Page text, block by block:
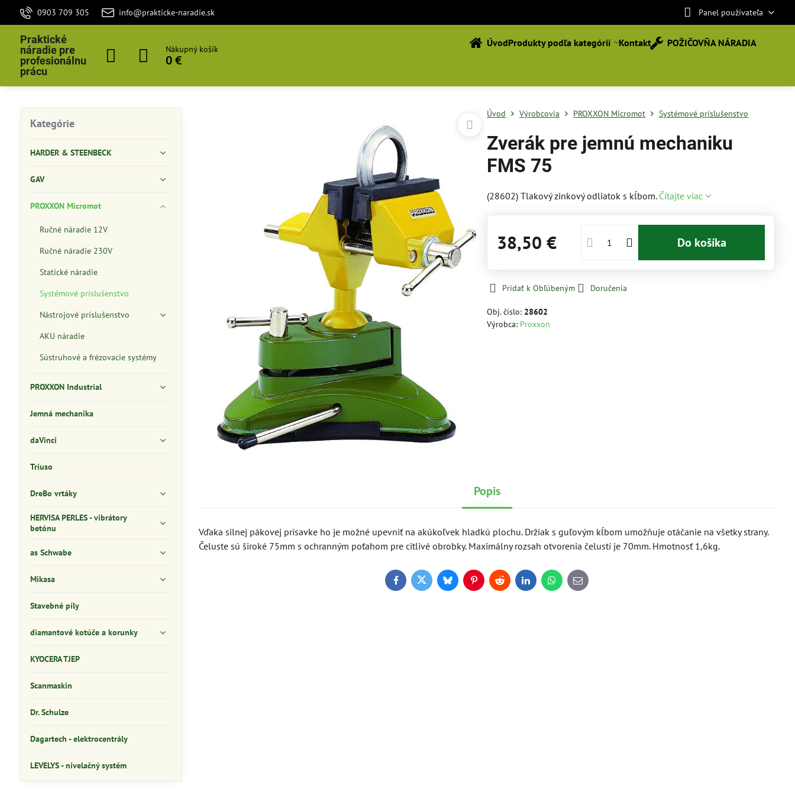
0903 709 305 info@prakticke-naradie.sk Panel používateľa
Praktické
náradie pre
profesionálnu
prácu
Nákupný košík
0 €
ÚvodProdukty podľa kategórií Kontakt POŽIČOVŇA NÁRADIA
Úvod Výrobcovia PROXXON Micromot Systémové príslušenstvo
Zverák pre jemnú mechaniku
FMS 75
(28602) Tlakový zinkový odliatok s kĺbom. Čítajte viac
38,50 € Do košíka
Pridať k Obľúbeným Doručenia
Obj. číslo: 28602
Výrobca: Proxxon
Popis
Vďaka silnej pákovej prísavke ho je možné upevniť na akúkoľvek hladkú plochu. Držiak s guľovým kĺbom umožňuje otáčanie na všetky strany.
Čeluste sú široké 75mm s ochranným poťahom pre citlivé obrobky. Maximálny rozsah otvorenia čelustí je 70mm. Hmotnosť 1,6kg.
FacebookTwitterBlueskyPinterestRedditLinkedInWhatsApp
E-
mail
Kategórie
HARDER & STEENBECK
GAV
PROXXON Micromot
Ručné náradie 12V
Ručné náradie 230V
Statické náradie
Systémové príslušenstvo
Nástrojové príslušenstvo
AKU náradie
Sústruhové a frézovacie systémy
PROXXON Industrial
Jemná mechanika
daVinci
Triuso
DreBo vrtáky
HERVISA PERLES - vibrátory
betónu
as Schwabe
Mikasa
Stavebné píly
diamantové kotúče a korunky
KYOCERA TJEP
Scanmaskin
Dr. Schulze
Dagartech - elektrocentrály
LEVELYS - nivelačný systém